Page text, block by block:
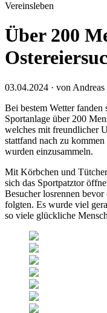
Vereinsleben
Über 200
03.04.2024 · von Andreas
Bei bestem Wetter fanden
Sportanlage über 200
welches mit freundlicher
stattfand nach zu
wurden einzusammeln.
Mit Körbchen und
sich das Sportpatztor
Besucher losrennen bevor
folgten. Es wurde viel
so viele glückliche